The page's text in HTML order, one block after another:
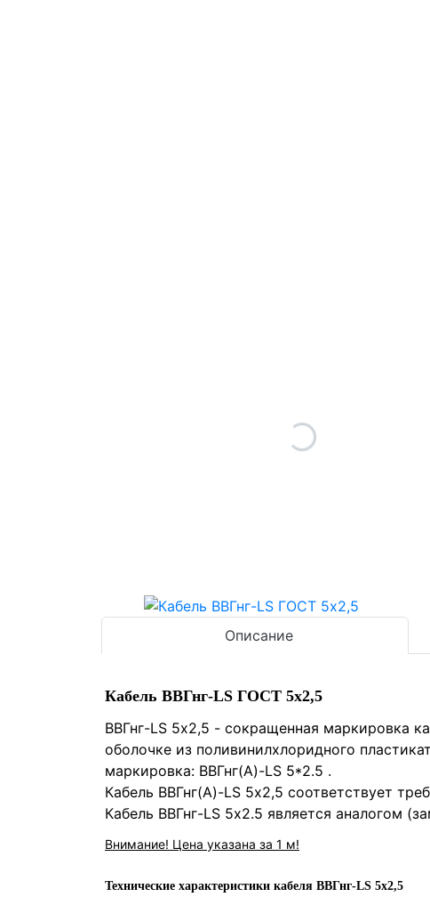
Описание
Кабель ВВГнг-LS ГОСТ 5x2,5
ВВГнг-LS 5х2,5 - сокращенная маркировка
оболочке из поливинилхлоридного
маркировка: ВВГнг(А)-LS 5*2.5 .
Кабель ВВГнг(А)-LS 5х2,5 соответствует
Кабель ВВГнг-LS 5х2.5 является аналогом
Внимание! Цена указана за 1 м!
Технические характеристики кабеля ВВГнг-LS 5х2,5